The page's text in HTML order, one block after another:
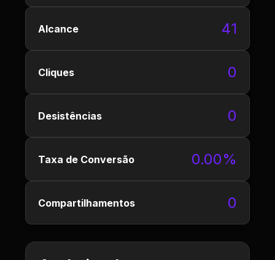
Alcance 41
Cliques 0
Desistências 0
Taxa de Conversão 0.00%
Compartilhamentos 0